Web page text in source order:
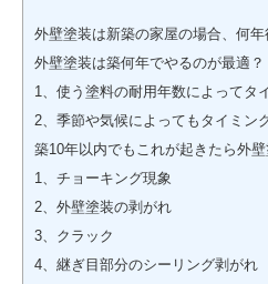
外壁塗装は新築の家屋の場合、何年
外壁塗装は築何年でやるのが最適？
1、使う塗料の耐用年数によってタ
2、季節や気候によってもタイミン
築10年以内でもこれが起きたら外壁
1、チョーキング現象
2、外壁塗装の剥がれ
3、クラック
4、継ぎ目部分のシーリング剥がれ